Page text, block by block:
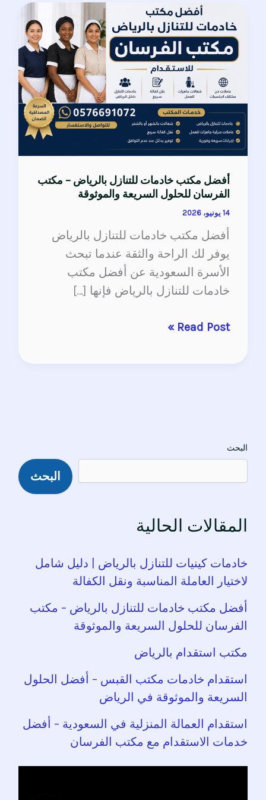
أفضل مكتب خادمات للتنازل بالرياض – مكتب
الفرسان للحلول السريعة والموثوقة
14 يونيو، 2026
أفضل مكتب خادمات للتنازل بالرياض
يوفر لك الراحة والثقة عندما تبحث
الأسرة السعودية عن أفضل مكتب
خادمات للتنازل بالرياض فإنها […]
أفضل
مكتب
خادمات
للتنازل
بالرياض
–
مكتب
الفرسان
للحلول
السريعة
والموثوقة
Read Post »
البحث
البحث
المقالات الحالية
خادمات كينيات للتنازل بالرياض | دليل شامل
لاختيار العاملة المناسبة ونقل الكفالة
أفضل مكتب خادمات للتنازل بالرياض – مكتب
الفرسان للحلول السريعة والموثوقة
مكتب استقدام بالرياض
استقدام خادمات مكتب القبس – أفضل الحلول
السريعة والموثوقة في الرياض
استقدام العمالة المنزلية في السعودية – أفضل
خدمات الاستقدام مع مكتب الفرسان